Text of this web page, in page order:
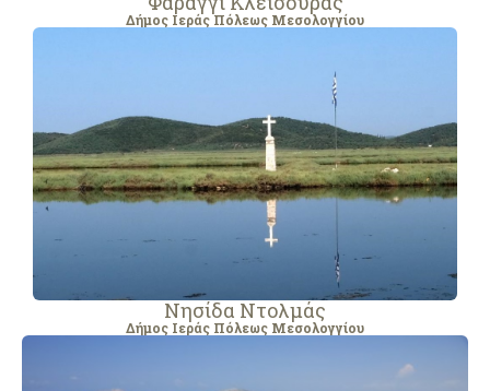
Δήμος Ιεράς Πόλεως Μεσολογγίου
Νησίδα Ντολμάς
Δήμος Ιεράς Πόλεως Μεσολογγίου